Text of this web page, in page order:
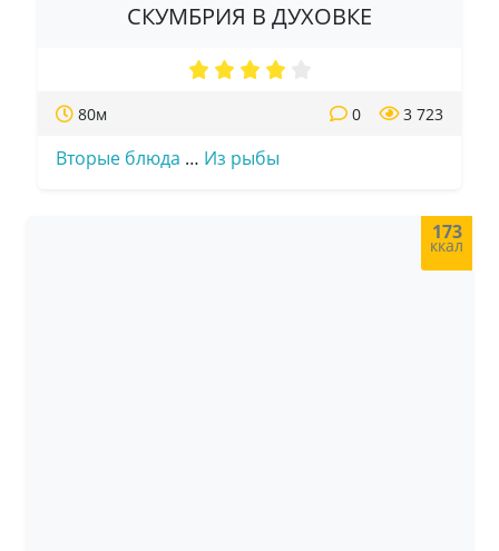
СКУМБРИЯ В ДУХОВКЕ
80м 3 723
0
Вторые блюда … Из рыбы
173
ккал